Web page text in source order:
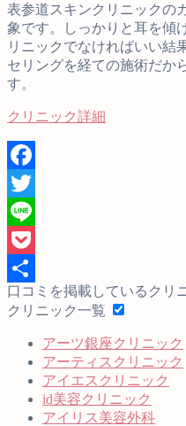
表参道スキンクリニックの
象です。しっかりと耳を傾
リニックでなければいい結
セリングを経ての施術だか
す。
クリニック詳細
口コミを掲載しているクリ
クリニック一覧
アーツ銀座クリニック
アーティスクリニック
アイエスクリニック
id美容クリニック
アイリス美容外科